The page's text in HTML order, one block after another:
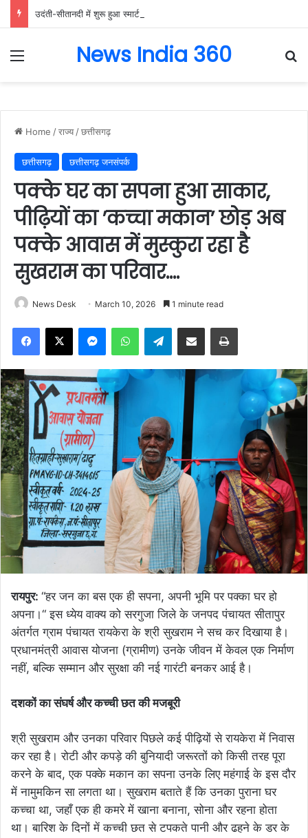
Menu News India 360
Home /राज्य /छत्तीसगढ़
छत्तीसगढ़ छत्तीसगढ़ जनसंपर्क
पक्के घर का सपना हुआ साकार,
पीढ़ियों का ’कच्चा मकान’ छोड़ अब
पक्के आवास में मुस्कुरा रहा है
सुखराम का परिवार….
News Desk March 10, 2026 1 minute read
Facebook
X MessengerWhatsAppTelegramShare via Email Print
रायपुर: “हर जन का बस एक ही सपना, अपनी भूमि पर पक्का घर हो
अपना।“ इस ध्येय वाक्य को सरगुजा जिले के जनपद पंचायत सीतापुर
अंतर्गत ग्राम पंचायत रायकेरा के श्री सुखराम ने सच कर दिखाया है।
प्रधानमंत्री आवास योजना (ग्रामीण) उनके जीवन में केवल एक निर्माण
नहीं, बल्कि सम्मान और सुरक्षा की नई गारंटी बनकर आई है।
दशकों का संघर्ष और कच्ची छत की मजबूरी
श्री सुखराम और उनका परिवार पिछले कई पीढ़ियों से रायकेरा में निवास
कर रहा है। रोटी और कपड़े की बुनियादी जरूरतों को किसी तरह पूरा
करने के बाद, एक पक्के मकान का सपना उनके लिए महंगाई के इस दौर
में नामुमकिन सा लगता था। सुखराम बताते हैं कि उनका पुराना घर
कच्चा था, जहाँ एक ही कमरे में खाना बनाना, सोना और रहना होता
था। बारिश के दिनों में कच्ची छत से टपकते पानी और ढहने के डर के